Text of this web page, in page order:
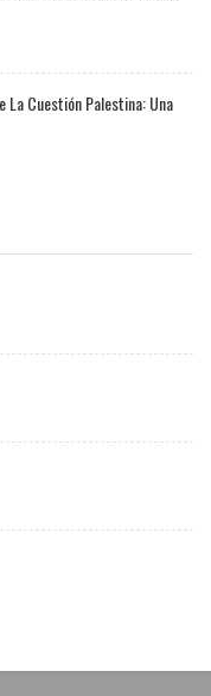
La Cuestión Palestina: Una